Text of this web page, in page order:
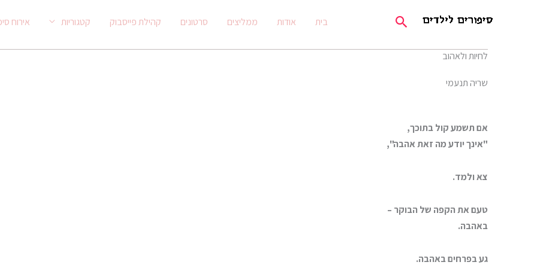
חיפוש בית אודות ממליצים סרטונים קהילת פייסבוק קטגוריות אירוח
לחיות ולאהוב
שריה תנעמי
אם תשמע קול בתוכך,
"אינך יודע מה זאת אהבה",
צא ולמד.
טעם את הקפה של הבוקר –
באהבה.
גע בפרחים באהבה.